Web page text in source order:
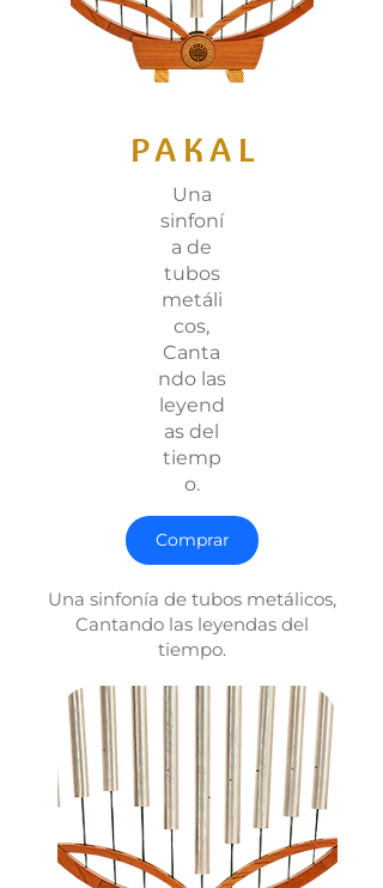
PAKAL
Una
sinfoní
a de
tubos
metáli
cos,
Canta
ndo las
leyend
as del
tiemp
o.
Comprar
Una sinfonía de tubos metálicos,
Cantando las leyendas del
tiempo.